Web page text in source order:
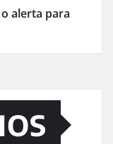
alerta para